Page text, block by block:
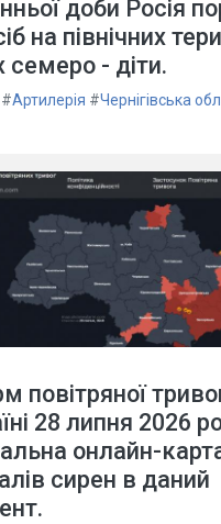
доби Росія
на північних
семеро - діти.
#Артилерія #Чернігівська
повітряної
28 липня 2026
онлайн-
сирен в даний